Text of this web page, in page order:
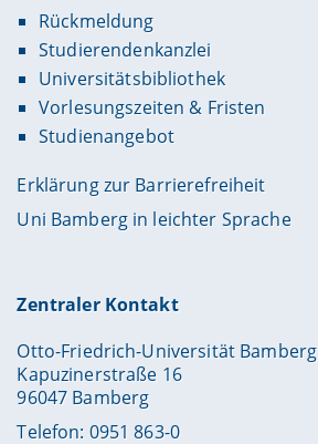
Rückmeldung
Studierendenkanzlei
Universitätsbibliothek
Vorlesungszeiten & Fristen
Studienangebot
Erklärung zur Barrierefreiheit
Uni Bamberg in leichter Sprache
Zentraler Kontakt
Otto-Friedrich-Universität Bamberg
Kapuzinerstraße 16
96047 Bamberg
Telefon: 0951 863-0